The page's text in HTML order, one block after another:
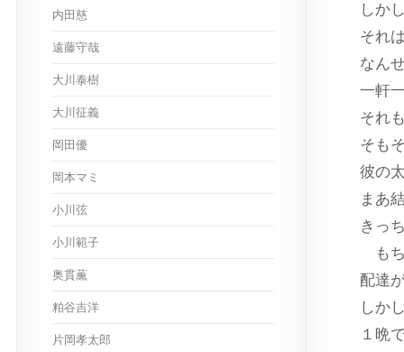
しか
それ
なん
一軒
それ
そも
彼の
まあ
きっ
もち
配達
しか
１晩
内田慈
遠藤守哉
大川泰樹
大川征義
岡田優
岡本マミ
小川弦
小川範子
奥貫薫
粕谷吉洋
片岡孝太郎